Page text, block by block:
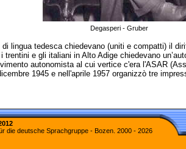
Degasperi - Gruber
lingua tedesca chiedevano (uniti e compatti) il
trentini e gli italiani in Alto Adige chiedevano
autonomista al cui vertice c'era l'ASAR
1945 e nell'aprile 1957 organizzò tre
die deutsche Sprachgruppe - Bozen. 2000 - 2026